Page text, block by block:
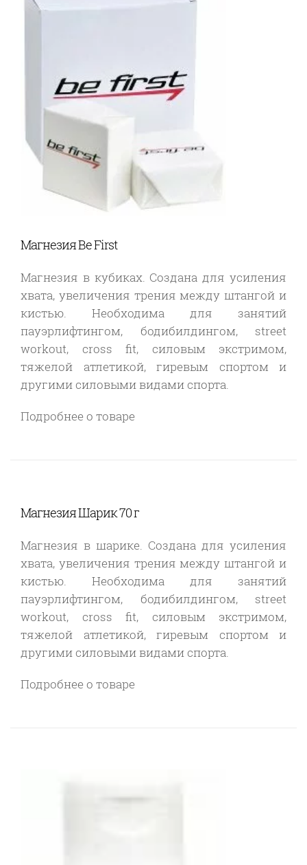
Магнезия Be First
Магнезия в кубиках. Создана для усиления
хвата, увеличения трения между штангой и
кистью. Необходима для занятий
пауэрлифтингом, бодибилдингом, street
workout, cross fit, силовым экстримом,
тяжелой атлетикой, гиревым спортом и
другими силовыми видами спорта.
Подробнее о товаре
Магнезия Шарик 70 г
Магнезия в шарике. Создана для усиления
хвата, увеличения трения между штангой и
кистью. Необходима для занятий
пауэрлифтингом, бодибилдингом, street
workout, cross fit, силовым экстримом,
тяжелой атлетикой, гиревым спортом и
другими силовыми видами спорта.
Подробнее о товаре